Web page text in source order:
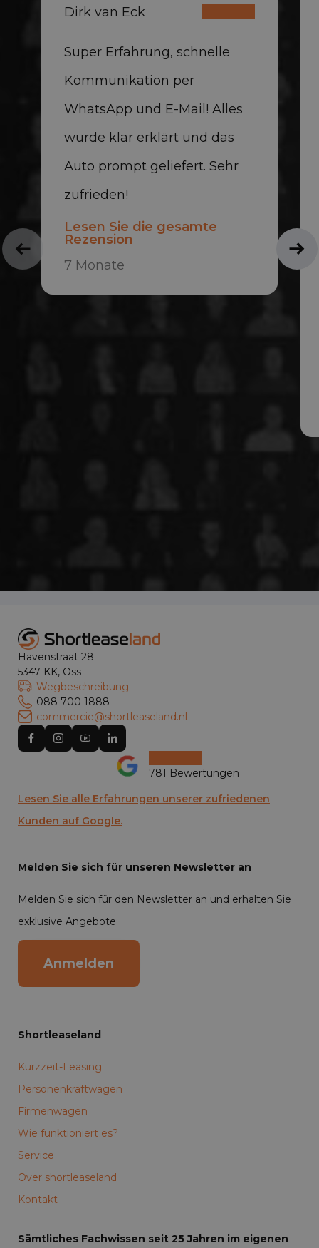
Dirk van Eck
Super Erfahrung, schnelle
Kommunikation per
WhatsApp und E-Mail! Alles
wurde klar erklärt und das
Auto prompt geliefert. Sehr
zufrieden!
Lesen Sie die gesamte
Rezension
7 Monate
Havenstraat 28
5347 KK, Oss
Wegbeschreibung
088 700 1888
commercie@shortleaseland.nl
781 Bewertungen
Lesen Sie alle Erfahrungen unserer zufriedenen
Kunden auf Google.
Melden Sie sich für unseren Newsletter an
Melden Sie sich für den Newsletter an und erhalten Sie
exklusive Angebote
Anmelden
Shortleaseland
Kurzzeit-Leasing
Personenkraftwagen
Firmenwagen
Wie funktioniert es?
Service
Over shortleaseland
Kontakt
Sämtliches Fachwissen seit 25 Jahren im eigenen